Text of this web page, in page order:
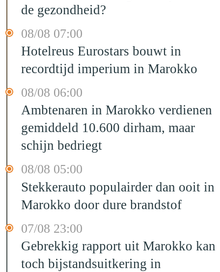
de gezondheid?
08/08 07:00
Hotelreus Eurostars bouwt in
recordtijd imperium in Marokko
08/08 06:00
Ambtenaren in Marokko verdienen
gemiddeld 10.600 dirham, maar
schijn bedriegt
08/08 05:00
Stekkerauto populairder dan ooit in
Marokko door dure brandstof
07/08 23:00
Gebrekkig rapport uit Marokko kan
toch bijstandsuitkering in